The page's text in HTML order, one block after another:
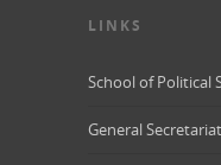
LINKS
School of Political
General